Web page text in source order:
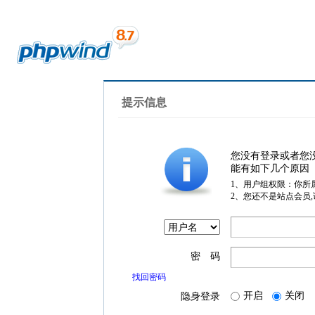
提示信息
您没有登录或者您
能有如下几个原因
1、用户组权限：你所
2、您还不是站点会员
密 码
找回密码
隐身登录 开启 关闭